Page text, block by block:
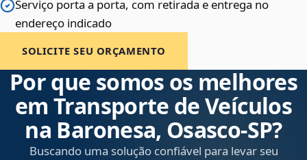
Serviço porta a porta, com retirada e entrega no
endereço indicado
SOLICITE SEU ORÇAMENTO
Por que somos os melhores
em Transporte de Veículos
na Baronesa, Osasco‑SP?
Buscando uma solução confiável para levar seu